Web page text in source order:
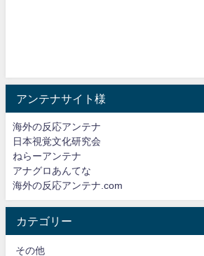
アンテナサイト様
海外の反応アンテナ
日本視覚文化研究会
ねらーアンテナ
アナグロあんてな
海外の反応アンテナ.com
カテゴリー
その他